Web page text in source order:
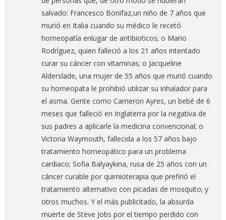
salvado: Francesco Bonifaz,un niño de 7 años que
murió en Italia cuando su médico le recetó
homeopatía enlugar de antibioticos; o Mario
Rodríguez, quien falleció a los 21 años intentado
curar su cáncer con vitaminas; o Jacqueline
Alderslade, una mujer de 55 años que murió cuando
su homeopata le prohibió utilizar su inhalador para
el asma. Gente como Cameron Ayres, un bebé de 6
meses que falleció en Inglaterra por la negativa de
sus padres a aplicarle la medicina convencional; o
Victoria Waymouth, fallecida a los 57 años bajo
tratamiento homeopático para un problema
cardiaco; Sofia Balyaykina, rusa de 25 años con un
cáncer curable por quimioterapia que prefirió el
tratamiento alternativo con picadas de mosquito; y
otros muchos. Y el más publicitado, la absurda
muerte de Steve Jobs por el tiempo perdido con